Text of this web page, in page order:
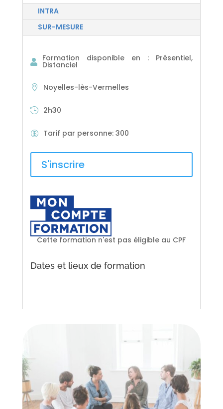
INTRA
SUR-MESURE
Formation disponible en : Présentiel,
Distanciel
Noyelles-lès-Vermelles
2h30
Tarif par personne:300
S'inscrire
Cette formation n'est pas éligible au CPF
Dates et lieux de formation